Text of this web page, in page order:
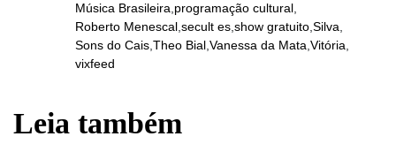
Música Brasileira programação cultural
Roberto Menescal secult es show gratuito Silva
Sons do Cais Theo Bial Vanessa da Mata Vitória
vixfeed
Leia também